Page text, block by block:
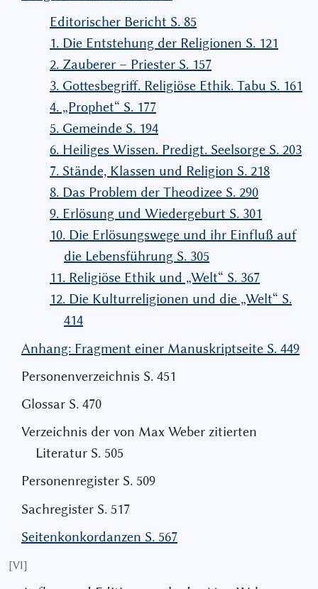
Editorischer Bericht S. 85
1. Die Entstehung der Religionen S. 121
2. Zauberer – Priester S. 157
3. Gottesbegriff. Religiöse Ethik. Tabu S. 161
4. „Prophet“ S. 177
5. Gemeinde S. 194
6. Heiliges Wissen. Predigt. Seelsorge S. 203
7. Stände, Klassen und Religion S. 218
8. Das Problem der Theodizee S. 290
9. Erlösung und Wiedergeburt S. 301
10. Die Erlösungswege und ihr Einfluß auf
die Lebensführung S. 305
11. Religiöse Ethik und „Welt“ S. 367
12. Die Kulturreligionen und die „Welt“ S.
414
Anhang: Fragment einer Manuskriptseite S. 449
Personenverzeichnis S. 451
Glossar S. 470
Verzeichnis der von Max Weber zitierten
Literatur S. 505
Personenregister S. 509
Sachregister S. 517
Seitenkonkordanzen S. 567
[VI]